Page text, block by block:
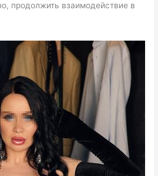
продолжить взаимодействие в